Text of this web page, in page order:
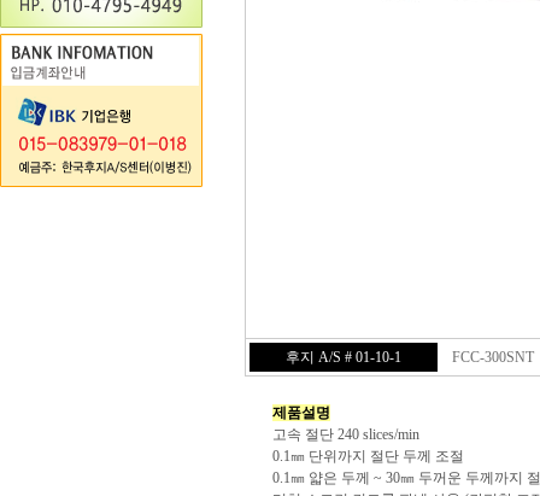
후지 A/S # 01-10-1 FCC-300SNT
제품설명
고속 절단 240 slices/min
0.1㎜ 단위까지 절단 두께 조절
0.1㎜ 얇은 두께 ~ 30㎜ 두꺼운 두께까지